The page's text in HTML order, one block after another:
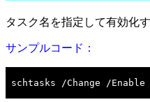
タスク名を指定して有効化
サンプルコード：